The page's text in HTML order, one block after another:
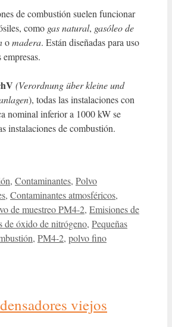
de combustión suelen funcionar
como gas natural, gasóleo de
omadera. Están diseñadas para uso
(Verordnung über kleine und
), todas las instalaciones con
nominal inferior a 1000 kW se
instalaciones de combustión.
, Contaminantes, PolvoEtiquetas
, Contaminantes atmosféricos,
de muestreo PM4-2, Emisiones de
de óxido de nitrógeno, Pequeñas
, PM4-2, polvo fino
viejos